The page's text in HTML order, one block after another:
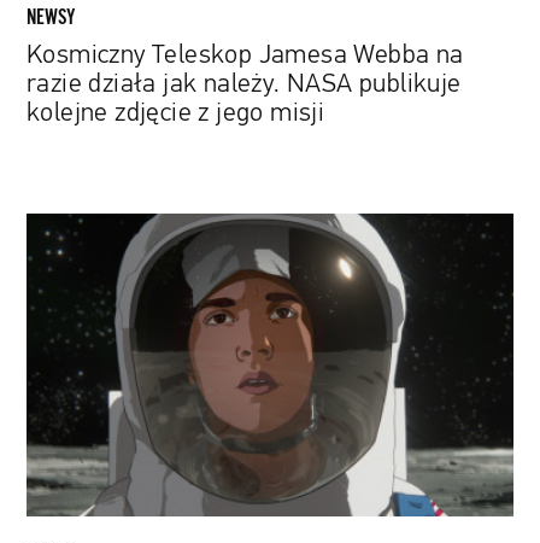
kolejne
z
jego
misji
NEWSY
Kosmiczny Teleskop Jamesa Webba na
razie działa jak należy. NASA publikuje
kolejne zdjęcie z jego misji
„Apollo
10
1/2:
Kosmiczne
dzieciństwo”:
Nowa
rotoskopowa
animacja
Richarda
Linklatera